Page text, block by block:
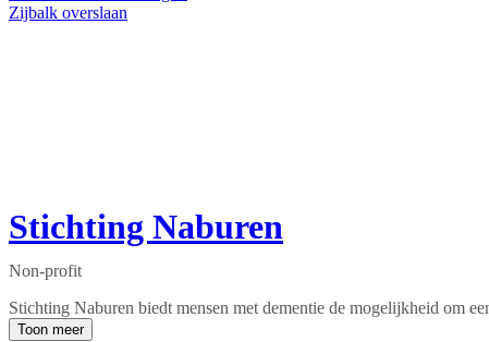
Zijbalk overslaan
Stichting Naburen
Non-profit
Stichting Naburen biedt mensen met dementie de mogelijkheid om
Toon meer